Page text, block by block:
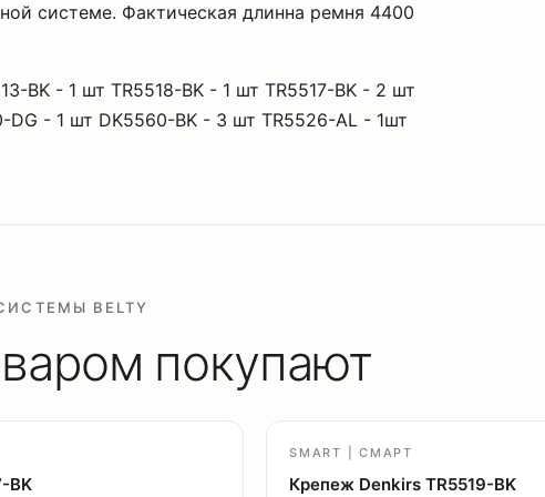
системе. Фактическая длинна ремня 4400
BK - 1 шт TR5518-BK - 1 шт TR5517-BK - 2 шт
DG - 1 шт DK5560-BK - 3 шт TR5526-AL - 1шт
BELTY
покупают
BK
SMART | СМАРТ
Крепеж Denkirs TR5519-BK